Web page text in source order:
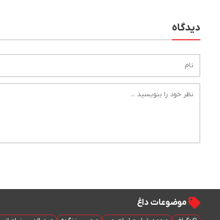
دیدگاه
موضوعات داغ